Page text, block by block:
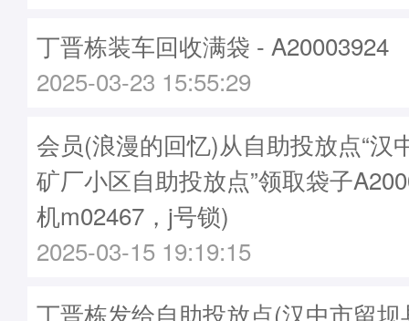
丁晋栋装车回收满袋 - A20003924
2025-03-23 15:55:29
会员(浪漫的回忆)从自助投放点“汉
矿厂小区自助投放点”领取袋子
机m02467，j号锁)
2025-03-15 19:19:15
丁晋栋发给自助投放点(汉中市留